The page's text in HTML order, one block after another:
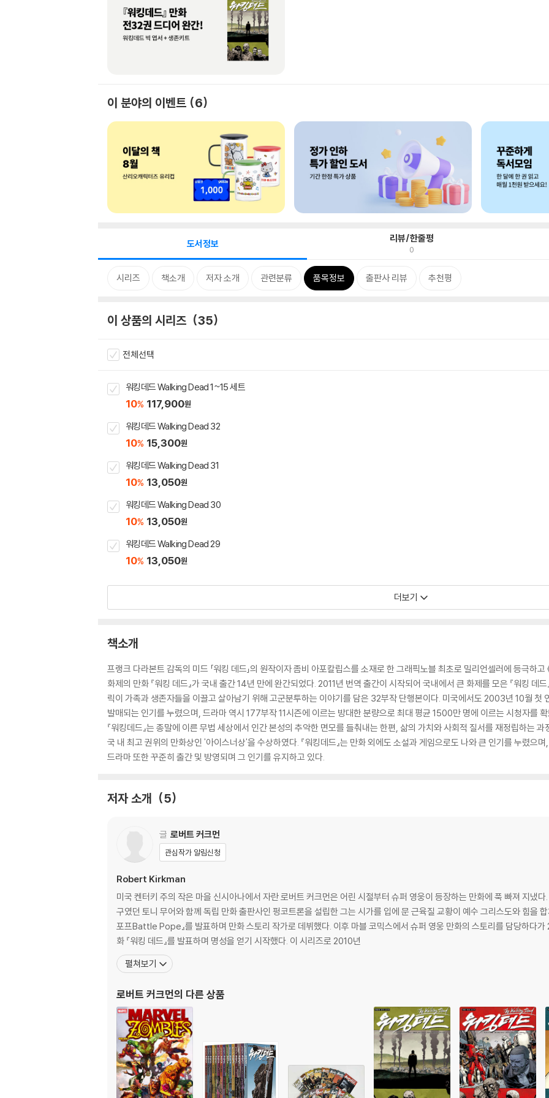
이 분야의 이벤트 6
도서정보 리뷰/한줄평
0
시리즈 책소개 저자 소개 관련분류 품목정보 출판사 리뷰 추천평
이 상품의 시리즈 35
전체선택
워킹데드 Walking Dead 1~15 세트
10% 117,900원
워킹데드 Walking Dead 32
10% 15,300원
워킹데드 Walking Dead 31
10% 13,050원
워킹데드 Walking Dead 30
10% 13,050원
워킹데드 Walking Dead 29
10% 13,050원
더보기
책소개
프랭크 다라본트 감독의 미드 「워킹 데드」의 원작이자 좀비 아포칼립스를 소재로 한 그래픽노블 최초로 밀리언셀러에 등극하고
화제의 만화 『워킹 데드』가 국내 출간 14년 만에 완간되었다. 2011년 번역 출간이 시작되어 국내에서 큰 화제를 모은 『워킹 데
릭이 가족과 생존자들을 이끌고 살아남기 위해 고군분투하는 이야기를 담은 32부작 단행본이다. 미국에서도 2003년 10월
발매되는 인기를 누렸으며, 드라마 역시 177부작 11시즌에 이르는 방대한 분량으로 최대 평균 1500만 명에 이르는 시청자를
『워킹데드』는 종말에 이른 무법 세상에서 인간 본성의 추악한 면모를 들춰내는 한편, 삶의 가치와 사회적 질서를 재정립하는
국 내 최고 권위의 만화상인 '아이스너상'을 수상하였다. 『워킹데드』는 만화 외에도 소설과 게임으로도 나와 큰 인기를 누렸으며
드라마 또한 꾸준히 출간 및 방영되며 그 인기를 유지하고 있다.
저자 소개 5
글 로버트 커크먼
관심작가 알림신청
Robert Kirkman
미국 켄터키 주의 작은 마을 신시아나에서 자란 로버트 커크먼은 어린 시절부터 슈퍼 영웅이 등장하는 만화에 푹 빠져 지냈
구였던 토니 무어와 함께 독립 만화 출판사인 펑코트론을 설립한 그는 시가를 입에 문 근육질 교황이 예수 그리스도와 힘을
포프Battle Pope』를 발표하며 만화 스토리 작가로 데뷔했다. 이후 마블 코믹스에서 슈퍼 영웅 만화의 스토리를 담당하다
화 『워킹 데드』를 발표하며 명성을 얻기 시작했다. 이 시리즈로 2010년
펼쳐보기
로버트 커크먼의 다른 상품